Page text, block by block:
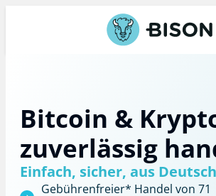
Bitcoin &
zuverlässig
Einfach, sicher, aus
Gebührenfreier* Handel von 71